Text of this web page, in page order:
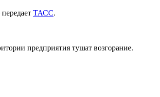
ТАСС.
предприятия тушат возгорание.